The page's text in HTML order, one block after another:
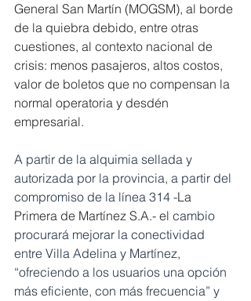
General San Martín (MOGSM), al borde
de la quiebra debido, entre otras
cuestiones, al contexto nacional de
crisis: menos pasajeros, altos costos,
valor de boletos que no compensan la
normal operatoria y desdén
empresarial.
A partir de la alquimia sellada y
autorizada por la provincia, a partir del
compromiso de la línea 314 -La
Primera de Martínez S.A.- el cambio
procurará mejorar la conectividad
entre Villa Adelina y Martínez,
“ofreciendo a los usuarios una opción
más eficiente, con más frecuencia” y